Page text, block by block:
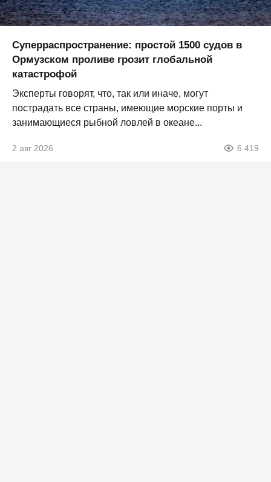
Суперраспространение: простой 1500 судов в
Ормузском проливе грозит глобальной
катастрофой
Эксперты говорят, что, так или иначе, могут
пострадать все страны, имеющие морские порты и
занимающиеся рыбной ловлей в океане...
2 авг 2026 6 419